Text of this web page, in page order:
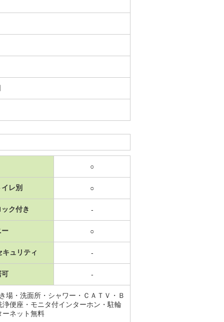
○
レ別 ○
ク付き -
ー ○
キュリティ -
可 -
場・洗面所・シャワー・ＣＡＴＶ・Ｂ
便座・モニタ付インターホン・駐輪
ーネット無料